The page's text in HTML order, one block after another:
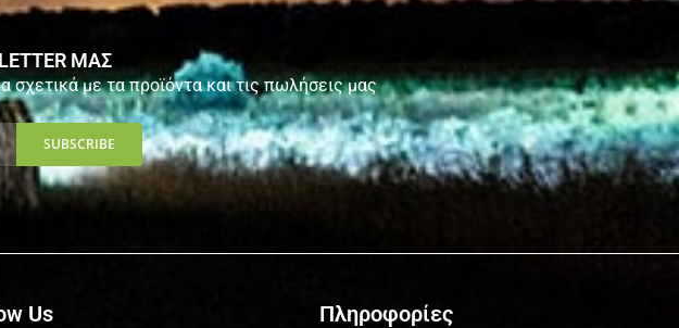
ΜΑΣ
σχετικά με τα προϊόντα και τις πωλήσεις μας
Us Πληροφορίες